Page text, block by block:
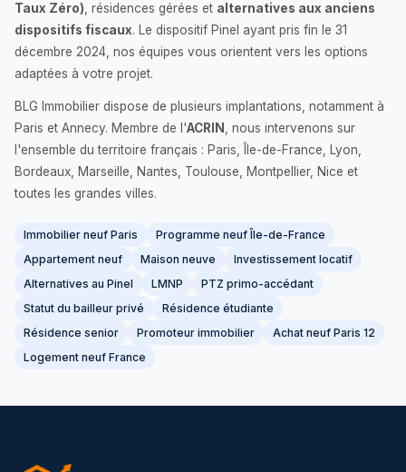
Taux Zéro) , résidences gérées et alternatives aux anciens
dispositifs fiscaux. Le dispositif Pinel ayant pris fin le 31
décembre 2024, nos équipes vous orientent vers les options
adaptées à votre projet.
BLG Immobilier dispose de plusieurs implantations, notamment à
Paris et Annecy. Membre de l'ACRIN
, nous intervenons sur
l'ensemble du territoire français : Paris, Île-de-France, Lyon,
Bordeaux, Marseille, Nantes, Toulouse, Montpellier, Nice et
toutes les grandes villes.
Immobilier neuf Paris
Programme neuf Île-de-France
Appartement neuf
Maison neuve
Investissement locatif
Alternatives au Pinel
LMNP
PTZ primo-accédant
Statut du bailleur privé
Résidence étudiante
Résidence senior
Promoteur immobilier
Achat neuf Paris 12
Logement neuf France